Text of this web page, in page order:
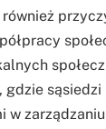
gdzie
w